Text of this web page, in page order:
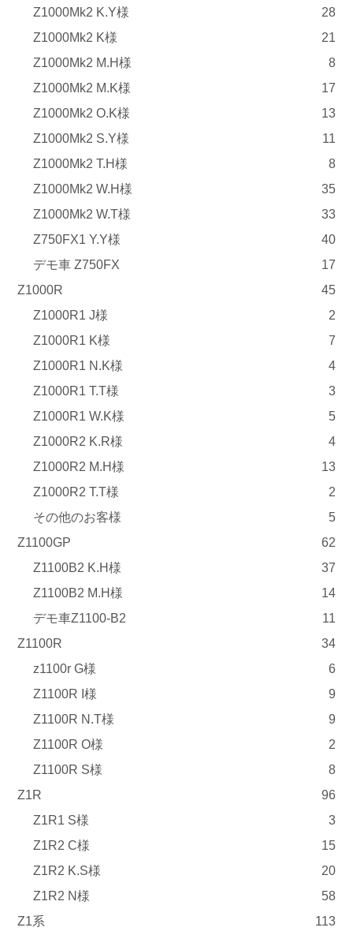
Z1000Mk2 K.Y様
28
Z1000Mk2 K様
21
Z1000Mk2 M.H様
8
Z1000Mk2 M.K様
17
Z1000Mk2 O.K様
13
Z1000Mk2 S.Y様
11
Z1000Mk2 T.H様
8
Z1000Mk2 W.H様
35
Z1000Mk2 W.T様
33
Z750FX1 Y.Y様
40
デモ車 Z750FX
17
Z1000R
45
Z1000R1 J様
2
Z1000R1 K様
7
Z1000R1 N.K様
4
Z1000R1 T.T様
3
Z1000R1 W.K様
5
Z1000R2 K.R様
4
Z1000R2 M.H様
13
Z1000R2 T.T様
2
その他のお客様
5
Z1100GP
62
Z1100B2 K.H様
37
Z1100B2 M.H様
14
デモ車Z1100-B2
11
Z1100R
34
z1100r G様
6
Z1100R I様
9
Z1100R N.T様
9
Z1100R O様
2
Z1100R S様
8
Z1R
96
Z1R1 S様
3
Z1R2 C様
15
Z1R2 K.S様
20
Z1R2 N様
58
Z1系
113